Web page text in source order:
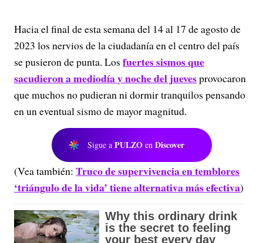
Hacia el final de esta semana del 14 al 17 de agosto de
2023 los nervios de la ciudadanía en el centro del país
se pusieron de punta. Los fuertes sismos que
sacudieron a mediodía y noche del juevesprovocaron
que muchos no pudieran ni dormir tranquilos pensando
en un eventual sismo de mayor magnitud.
Sigue a PULZO en Discover
(Vea también: Truco de supervivencia en temblores
‘triángulo de la vida’ tiene alternativa más efectiva)